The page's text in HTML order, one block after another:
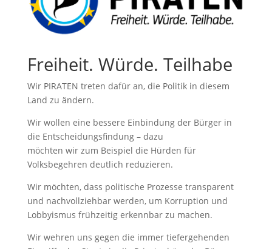
Freiheit. Würde. Teilhabe
Wir PIRATEN treten dafür an, die Politik in diesem
Land zu ändern.
Wir wollen eine bessere Einbindung der Bürger in
die Entscheidungsfindung – dazu
möchten wir zum Beispiel die Hürden für
Volksbegehren deutlich reduzieren.
Wir möchten, dass politische Prozesse transparent
und nachvollziehbar werden, um Korruption und
Lobbyismus frühzeitig erkennbar zu machen.
Wir wehren uns gegen die immer tiefergehenden